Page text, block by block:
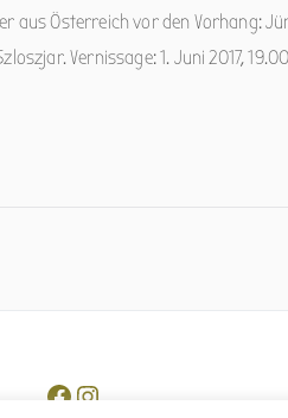
Österreich vor den Vorhang:
Vernissage: 1. Juni 2017,
Facebook
Instagram